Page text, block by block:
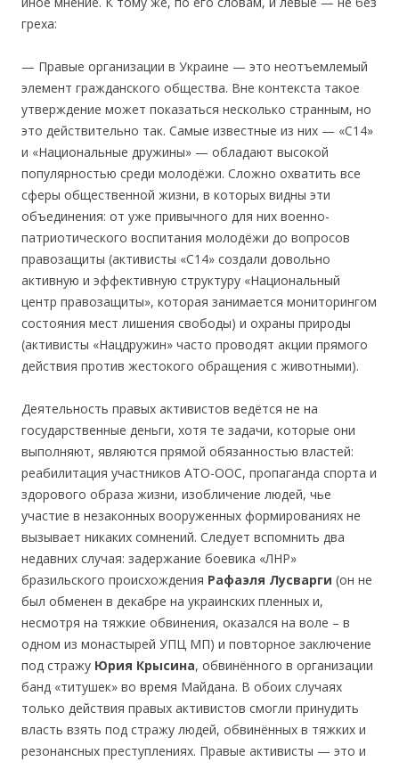
греха:
— Правые организации в Украине — это неотъемлемый
элемент гражданского общества. Вне контекста такое
утверждение может показаться несколько странным, но
это действительно так. Самые известные из них — «С14»
и «Национальные дружины» — обладают высокой
популярностью среди молодёжи. Сложно охватить все
сферы общественной жизни, в которых видны эти
объединения: от уже привычного для них военно-
патриотического воспитания молодёжи до вопросов
правозащиты (активисты «С14» создали довольно
активную и эффективную структуру «Национальный
центр правозащиты», которая занимается мониторингом
состояния мест лишения свободы) и охраны природы
(активисты «Нацдружин» часто проводят акции прямого
действия против жестокого обращения с животными).
Деятельность правых активистов ведётся не на
государственные деньги, хотя те задачи, которые они
выполняют, являются прямой обязанностью властей:
реабилитация участников АТО-ООС, пропаганда спорта и
здорового образа жизни, изобличение людей, чье
участие в незаконных вооруженных формированиях не
вызывает никаких сомнений. Следует вспомнить два
недавних случая: задержание боевика «ЛНР»
бразильского происхождения Рафаэля Лусварги (он не
был обменен в декабре на украинских пленных и,
несмотря на тяжкие обвинения, оказался на воле – в
одном из монастырей УПЦ МП) и повторное заключение
под стражу Юрия Крысина, обвинённого в организации
банд «титушек» во время Майдана. В обоих случаях
только действия правых активистов смогли принудить
власть взять под стражу людей, обвинённых в тяжких и
резонансных преступлениях. Правые активисты — это и